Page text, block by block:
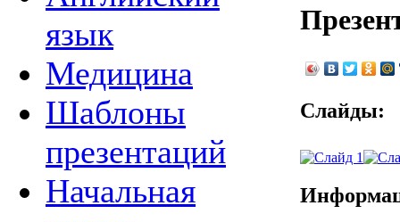
язык
Медицина
Шаблоны
презентаций
Начальная
Слайды: